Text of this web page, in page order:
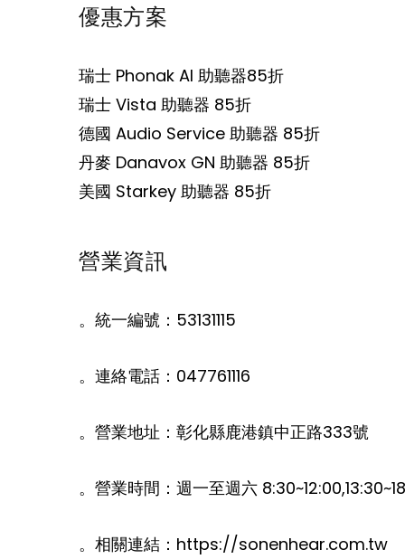
優惠方案
瑞士 Phonak AI 助聽器85折
瑞士 Vista 助聽器 85折
德國 Audio Service 助聽器 85折
丹麥 Danavox GN 助聽器 85折
美國 Starkey 助聽器 85折
營業資訊
。統一編號：53131115
。連絡電話：047761116
。營業地址：彰化縣鹿港鎮中正路333號
。營業時間：週一至週六
。相關連結：https://sonenhear.com.tw